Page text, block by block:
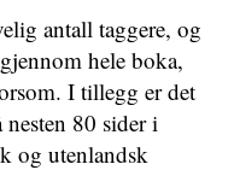
antall taggere, og
hele boka,
I tillegg er det
80 sider i
og utenlandsk